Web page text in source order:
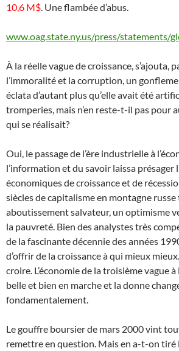
10,6 M$. Une flambée d’abus.
www.oag.state.ny.us/press/statements/
À la réelle vague de croissance, s’ajouta,
l’immoralité et la corruption, un
éclata d’autant plus qu’elle avait été
tromperies, mais n’en reste-t-il pas pour
qui se réalisait?
Oui, le passage de l’ère industrielle à
l’information et du savoir laissa présager
économiques de croissance et de
siècles de capitalisme en montagne
aboutissement salvateur, un optimisme
la pauvreté. Bien des analystes très
de la fascinante décennie des années
d’offrir de la croissance à qui mieux
croire. L’économie de la troisième vague à
belle et bien en marche et la donne
fondamentalement.
Le gouffre boursier de mars 2000 vint
remettre en question. Mais en a-t-on tiré